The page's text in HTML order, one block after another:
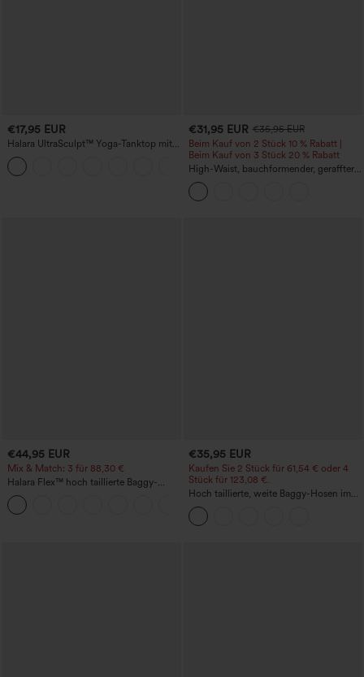
€17,95 EUR
Halara UltraSculpt™ Yoga-Tanktop mit
doppelten Trägern und gedrehtem
Rückendesign
+11
€31,95 EUR €35,95 EUR
Beim Kauf von 2 Stück 10 % Rabatt |
Beim Kauf von 3 Stück 20 % Rabatt
High-Waist, bauchformender, geraffter
Midirock mit geschwungenem Saum, 2-
in-1 Fleece/PU, lässig
€44,95 EUR
Mix & Match: 3 für 88,30 €
Halara Flex™ hoch taillierte Baggy-
Jeans mit Taschen, weitem Bein,
stonewashed, lässig
€35,95 EUR
Kaufen Sie 2 Stück für 61,54 € oder 4
Stück für 123,08 €.
Hoch taillierte, weite Baggy-Hosen im
Casual-Stil mit Taschen